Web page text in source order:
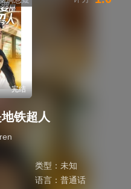
完结
铁超人
类型： 未知
语言： 普通话